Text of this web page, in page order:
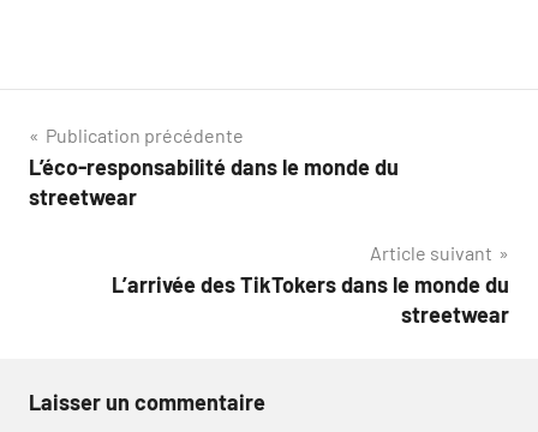
Navigation
de
Publication précédente
L’éco-responsabilité dans le monde du
streetwear
Article suivant
L’arrivée des TikTokers dans le monde du
streetwear
Laisser un commentaire